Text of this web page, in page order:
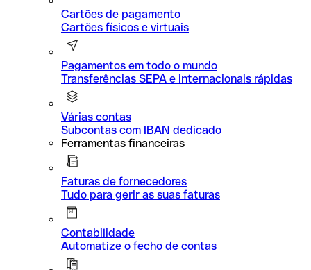
Cartões de pagamento
Cartões físicos e virtuais
Pagamentos em todo o mundo
Transferências SEPA e internacionais rápidas
Várias contas
Subcontas com IBAN dedicado
Ferramentas financeiras
Faturas de fornecedores
Tudo para gerir as suas faturas
Contabilidade
Automatize o fecho de contas